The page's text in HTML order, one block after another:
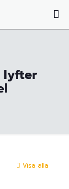
lyfter
Visa alla